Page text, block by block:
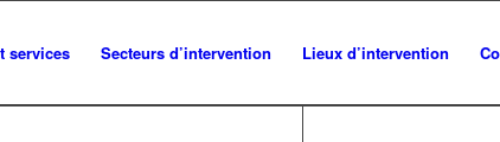
services Secteurs d’intervention Lieux d’intervention